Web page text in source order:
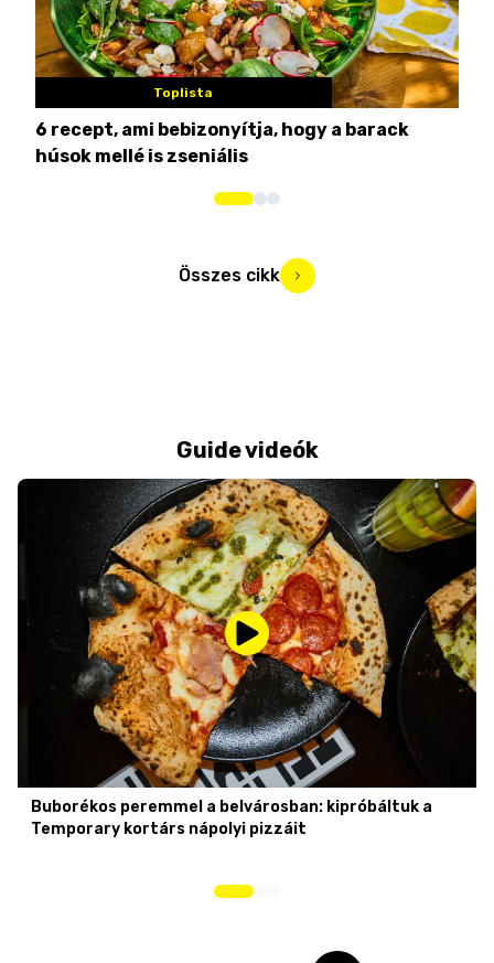
Toplista
6 recept, ami bebizonyítja, hogy a barack
húsok mellé is zseniális
Összes cikk
Guide videók
Buborékos peremmel a belvárosban: kipróbáltuk a
Temporary kortárs nápolyi pizzáit